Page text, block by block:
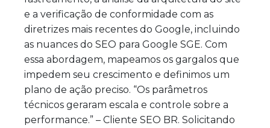
e a verificação de conformidade com as
diretrizes mais recentes do Google, incluindo
as nuances do SEO para Google SGE. Com
essa abordagem, mapeamos os gargalos que
impedem seu crescimento e definimos um
plano de ação preciso. “Os parâmetros
técnicos geraram escala e controle sobre a
performance.” – Cliente SEO BR. Solicitando